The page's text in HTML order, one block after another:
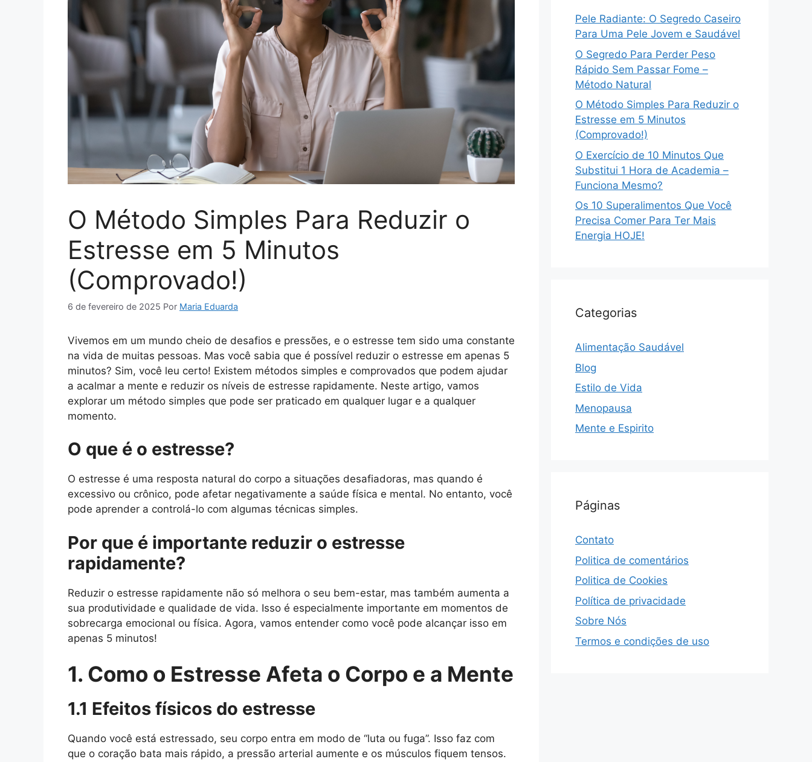
O Método Simples Para Reduzir o
Estresse em 5 Minutos
(Comprovado!)
6 de fevereiro de 2025 Por Maria Eduarda
Vivemos em um mundo cheio de desafios e pressões, e o estresse tem sido uma constante
na vida de muitas pessoas. Mas você sabia que é possível reduzir o estresse em apenas 5
minutos? Sim, você leu certo! Existem métodos simples e comprovados que podem ajudar
a acalmar a mente e reduzir os níveis de estresse rapidamente. Neste artigo, vamos
explorar um método simples que pode ser praticado em qualquer lugar e a qualquer
momento.
O que é o estresse?
O estresse é uma resposta natural do corpo a situações desafiadoras, mas quando é
excessivo ou crônico, pode afetar negativamente a saúde física e mental. No entanto, você
pode aprender a controlá-lo com algumas técnicas simples.
Por que é importante reduzir o estresse
rapidamente?
Reduzir o estresse rapidamente não só melhora o seu bem-estar, mas também aumenta a
sua produtividade e qualidade de vida. Isso é especialmente importante em momentos de
sobrecarga emocional ou física. Agora, vamos entender como você pode alcançar isso em
apenas 5 minutos!
1. Como o Estresse Afeta o Corpo e a Mente
1.1 Efeitos físicos do estresse
Quando você está estressado, seu corpo entra em modo de “luta ou fuga”. Isso faz com
que o coração bata mais rápido, a pressão arterial aumente e os músculos fiquem tensos.
Pele Radiante: O Segredo Caseiro
Para Uma Pele Jovem e Saudável
O Segredo Para Perder Peso
Rápido Sem Passar Fome –
Método Natural
O Método Simples Para Reduzir o
Estresse em 5 Minutos
(Comprovado!)
O Exercício de 10 Minutos Que
Substitui 1 Hora de Academia –
Funciona Mesmo?
Os 10 Superalimentos Que Você
Precisa Comer Para Ter Mais
Energia HOJE!
Categorias
Alimentação Saudável
Blog
Estilo de Vida
Menopausa
Mente e Espirito
Páginas
Contato
Politica de comentários
Politica de Cookies
Política de privacidade
Sobre Nós
Termos e condições de uso